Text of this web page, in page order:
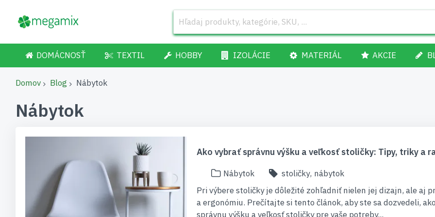
DOMÁCNOSŤ TEXTIL HOBBY IZOLÁCIE MATERIÁL AKCIE
Domov Blog Nábytok
Nábytok
Ako vybrať správnu výšku a veľkosť stoličky: Tipy, triky a
Nábytok stoličky, nábytok
Pri výbere stoličky je dôležité zohľadniť nielen jej dizajn, ale aj
a ergonómiu. Prečítajte si tento článok, aby ste sa dozvedeli,
správnu výšku a veľkosť stoličky pre vaše potreby...